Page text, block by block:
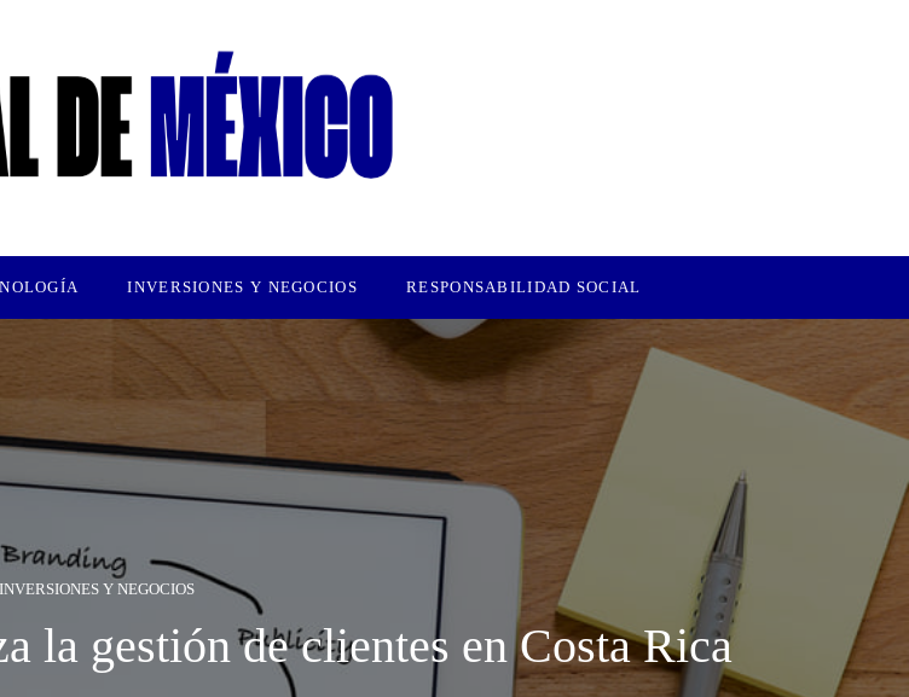
INVERSIONES Y NEGOCIOS RESPONSABILIDAD SOCIAL
INVERSIONES Y NEGOCIOS
la gestión de clientes en Costa Rica